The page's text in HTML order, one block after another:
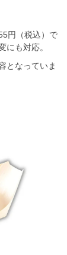
円（税込）で
にも対応。
となっていま